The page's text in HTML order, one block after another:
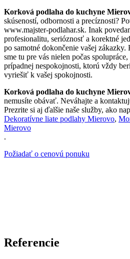
Korková podlaha do kuchyne
skúseností, odbornosti a precíznosti?
www.majster-podlahar.sk. Inak
profesionalitu, serióznosť a korektné
po samotné dokončenie vašej
sme tu pre vás nielen počas
prípadnej nespokojnosti, ktorú vždy
vyriešiť k vašej spokojnosti.
Korková podlaha do kuchyne
nemusíte obávať. Neváhajte a
Prezrite si aj ďalšie naše služby, ako
Dekoratívne liate podlahy Mierovo,
Mierovo
.
Požiadať o cenovú ponuku
Referencie